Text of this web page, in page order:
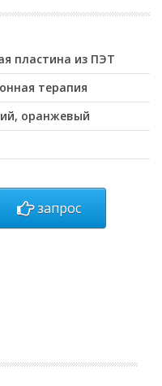
пластина из ПЭТ
терапия
оранжевый
запрос